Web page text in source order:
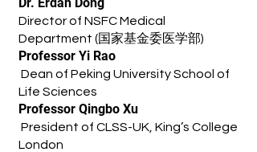
Director of NSFC Medical
Department (国家基金委医学部)
Professor Yi Rao
Dean of Peking University School of
Life Sciences
Professor Qingbo Xu
President of CLSS-UK, King’s College
London